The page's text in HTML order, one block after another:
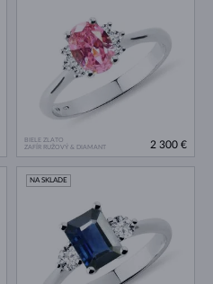
BIELE ZLATO
ZAFÍR RUŽOVÝ & DIAMANT
2 300 €
NA SKLADE